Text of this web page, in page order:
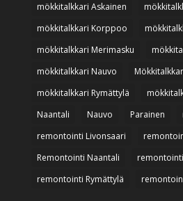
mökkitalkkari Askainen
mökkitalkkari Korppoo
mökkitalkkari Merimasku
mökkitalkkari Nauvo
mökkitalkkari Rymättylä
Naantali
Nauvo Parainen
remontointi Livonsaari
Remontointi Naantali
remontointi Rymättylä